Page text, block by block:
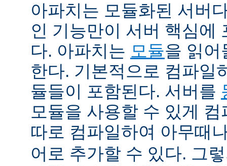
아파치는 모듈화된 서버
인 기능만이 서버 핵심에
다. 아파치는 모듈을 읽어
한다. 기본적으로 컴파일
듈들이 포함된다. 서버를
모듈을 사용할 수 있게
따로 컴파일하여 아무때
어로 추가할 수 있다. 그